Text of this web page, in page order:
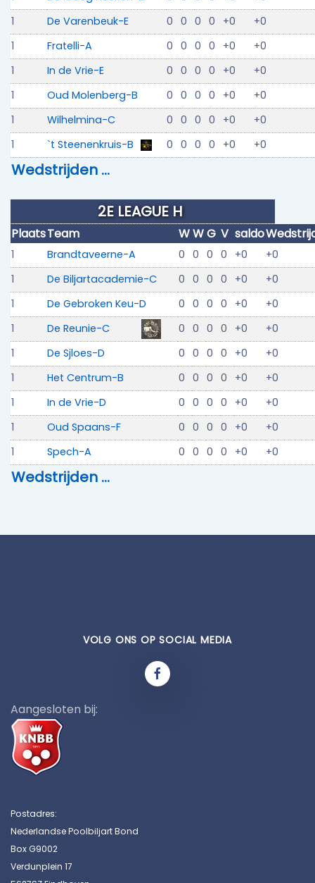
1
De Varenbeuk-E 0 0 0 0 +0
+0
1
Fratelli-A 0 0 0 0 +0
+0
1
In de Vrie-E 0 0 0 0 +0
+0
1
Oud Molenberg-B 0 0 0 0 +0
+0
1
Wilhelmina-C 0 0 0 0 +0
+0
1
`t Steenenkruis-B 0 0 0 0 +0 +0
Wedstrijden …
2E LEAGUE H
PlaatsTeam WWG V saldo
1 Brandtaveerne-A 0 0 0 0 +0
+0
1
De Biljartacademie-C 0 0 0 0 +0
+0
1
De Gebroken Keu-D 0 0 0 0 +0
+0
1
De Reunie-C 0 0 0 0 +0
+0
1
De Sjloes-D 0 0 0 0 +0
+0
1
Het Centrum-B 0 0 0 0 +0
+0
1
In de Vrie-D 0 0 0 0 +0
+0
1
Oud Spaans-F 0 0 0 0 +0
+0
1
Spech-A 0 0 0 0 +0 +0
Wedstrijden …
VOLG ONS OP SOCIAL MEDIA
Aangesloten bij:
Postadres:
Nederlandse Poolbiljart Bond
Box G9002
Verdunplein 17